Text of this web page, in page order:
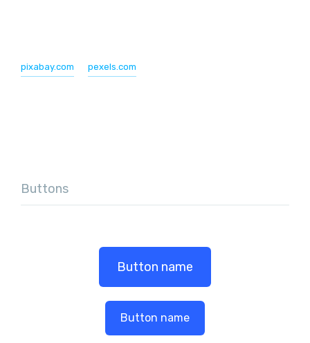
pixabay.com pexels.com
Buttons
Button name
Button name